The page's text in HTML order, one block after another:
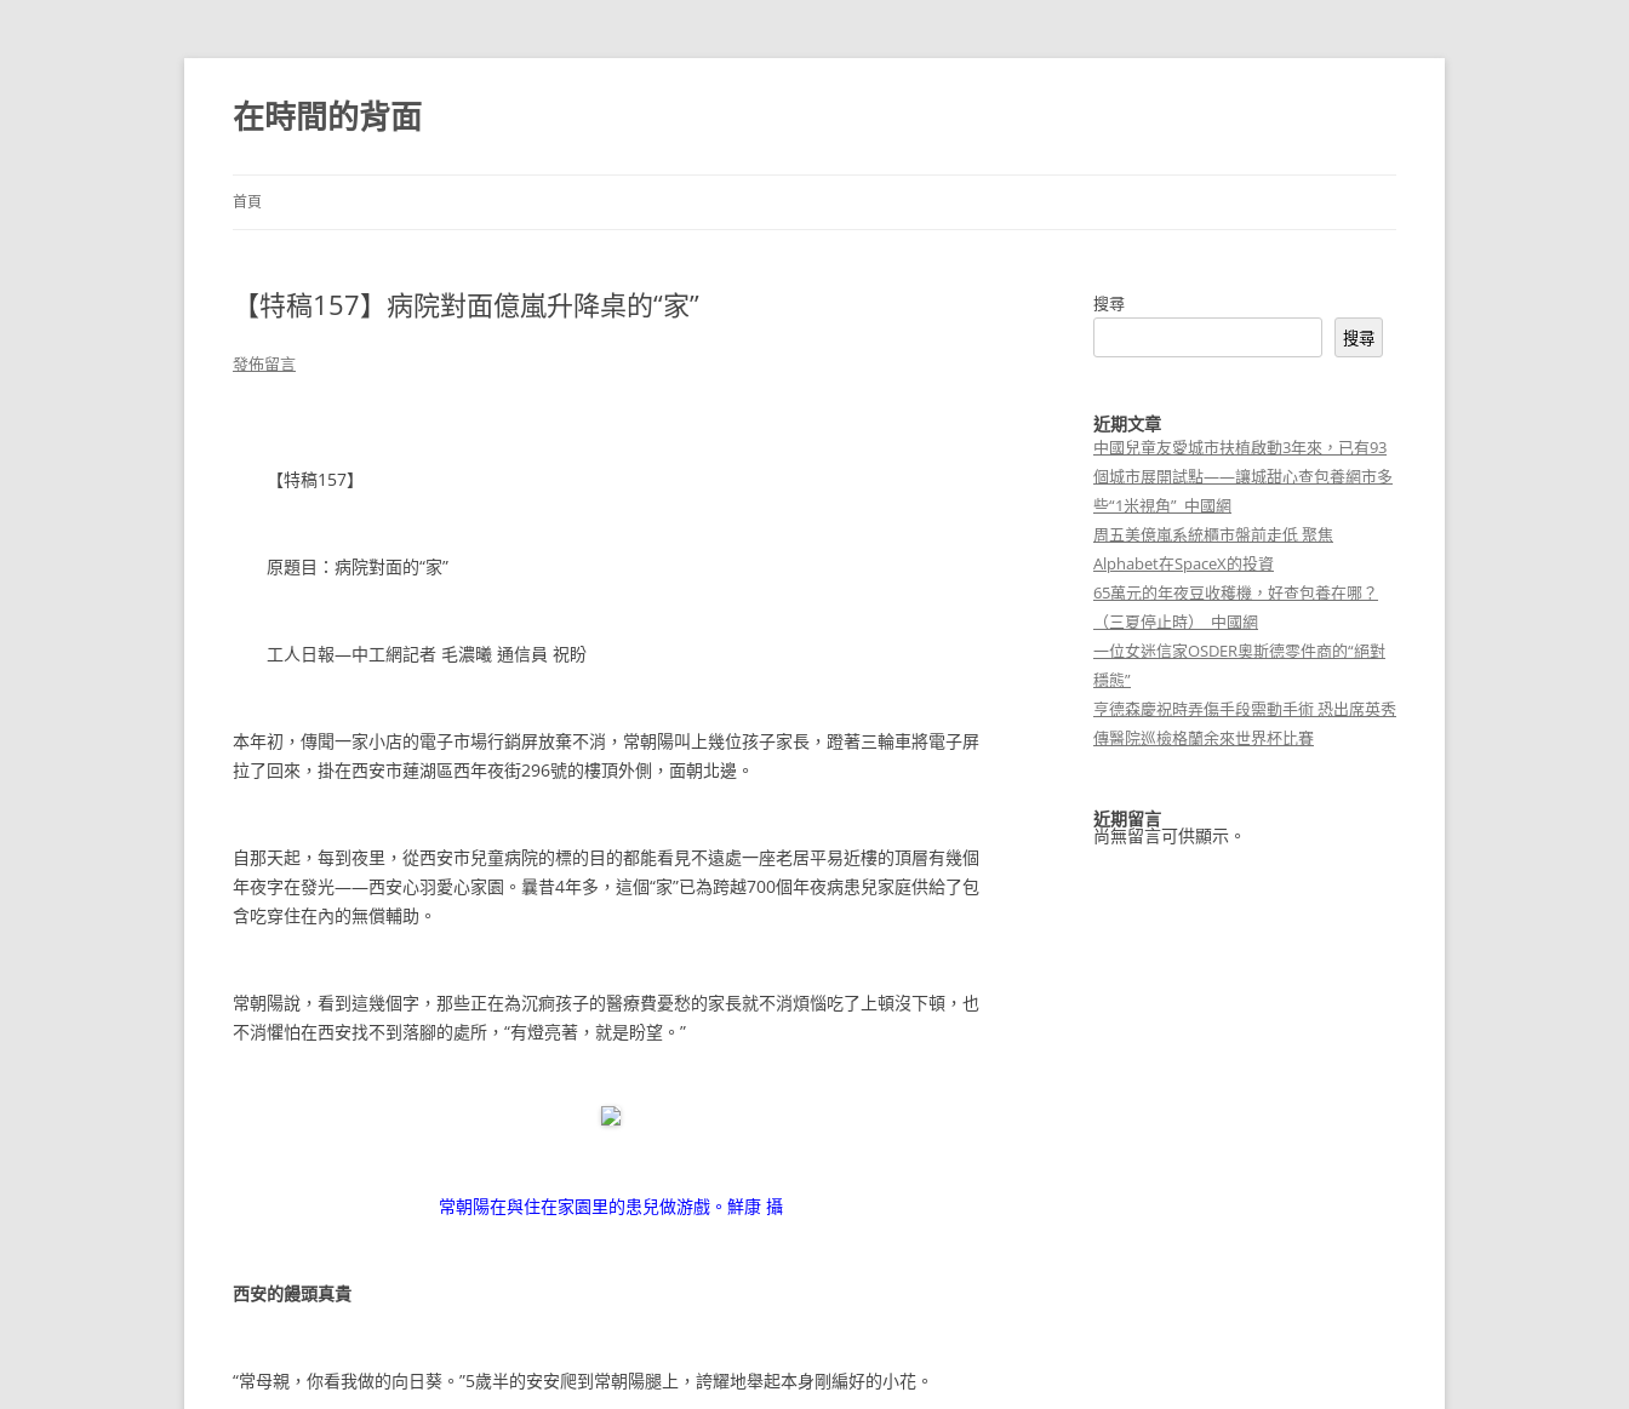
跳
主
要
內
在時間的背面
首頁
【特稿157】病院對面億嵐升降桌的“家”
發佈留言
【特稿157】
原題目：病院對面的“家”
工人日報—中工網記者 毛濃曦 通信員 祝盼
本年初，傳聞一家小店的電子市場行銷屏放棄不消，常朝陽叫上幾位孩子家長，蹬著三輪車將電子屏
拉了回來，掛在西安市蓮湖區西年夜街296號的樓頂外側，面朝北邊。
自那天起，每到夜里，從西安市兒童病院的標的目的都能看見不遠處一座老居平易近樓的頂層有幾個
年夜字在發光——西安心羽愛心家園。曩昔4年多，這個“家”已為跨越700個年夜病患兒家庭供給了包
含吃穿住在內的無償輔助。
常朝陽說，看到這幾個字，那些正在為沉痾孩子的醫療費憂愁的家長就不消煩惱吃了上頓沒下頓，也
不消懼怕在西安找不到落腳的處所，“有燈亮著，就是盼望。”
常朝陽在與住在家園里的患兒做游戲。鮮康 攝
西安的饅頭真貴
“常母親，你看我做的向日葵。”5歲半的安安爬到常朝陽腿上，誇耀地舉起本身剛編好的小花。
搜尋
搜尋
近期文章
中國兒童友愛城市扶植啟動3年來，已有93
個城市展開試點——讓城甜心查包養網市多
些“1米視角”_中國網
周五美億嵐系統櫃市盤前走低 聚焦
Alphabet在SpaceX的投資
65萬元的年夜豆收穫機，好查包養在哪？
（三夏停止時）_中國網
一位女迷信家OSDER奧斯德零件商的“絕對
穩態”
亨德森慶祝時弄傷手段需動手術 恐出席英秀
傳醫院巡檢格蘭余來世界杯比賽
近期留言
尚無留言可供顯示。